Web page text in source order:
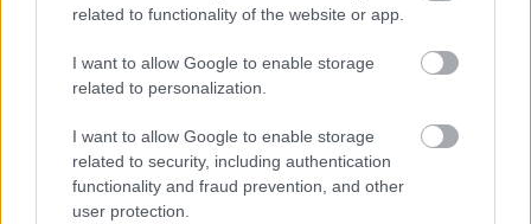
related to functionality of the website or app.
I want to allow Google to enable storage
related to personalization.
I want to allow Google to enable storage
related to security, including authentication
functionality and fraud prevention, and other
user protection.
Évtizedek után kerültek elő
elveszettnek hitt fényképei
Egy amerikai bolhapiacon bukkantak fel Nora